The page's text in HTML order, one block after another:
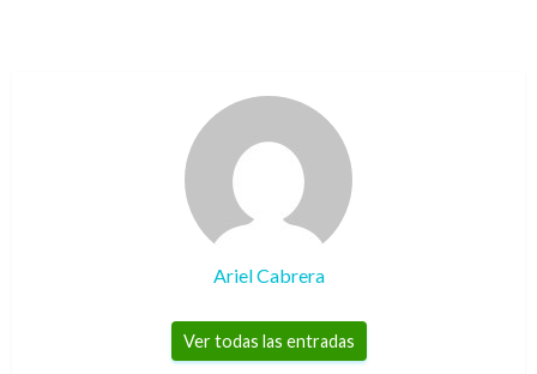
Ariel Cabrera
Ver todas las entradas